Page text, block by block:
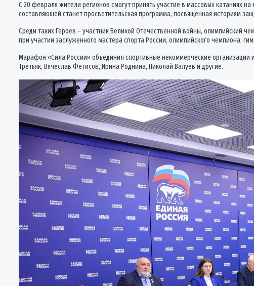
С 20 февраля жители регионов смогут принять участие в массовых катаниях
составляющей станет просветительская программа, посвящённая историям
Среди таких Героев – участник Великой Отечественной войны, олимпийский
при участии заслуженного мастера спорта России, олимпийского чемпиона,
Марафон «Сила России» объединил спортивные некоммерческие организации
Третьяк, Вячеслав Фетисов, Ирина Роднина, Николай Валуев и другие.